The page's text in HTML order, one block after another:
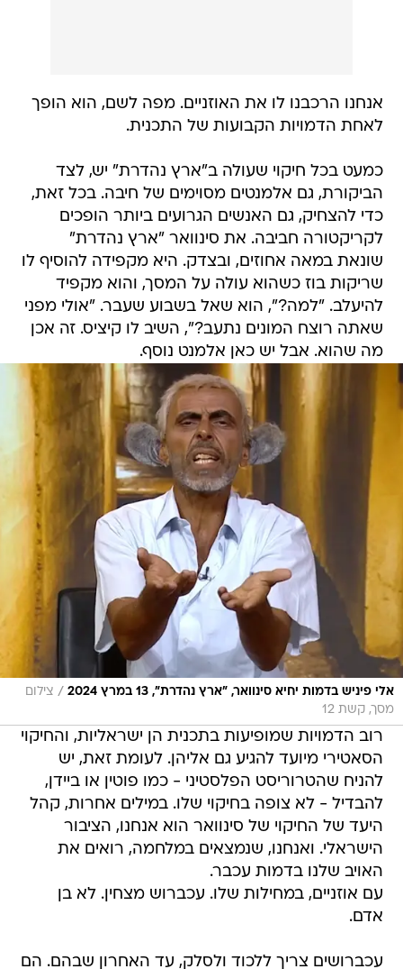
אנחנו הרכבנו לו את האוזניים. מפה לשם, הוא הופך
לאחת הדמויות הקבועות של התכנית.
כמעט בכל חיקוי שעולה ב"ארץ נהדרת" יש, לצד
הביקורת, גם אלמנטים מסוימים של חיבה. בכל זאת,
כדי להצחיק, גם האנשים הגרועים ביותר הופכים
לקריקטורה חביבה. את סינוואר "ארץ נהדרת"
שונאת במאה אחוזים, ובצדק. היא מקפידה להוסיף לו
שריקות בוז כשהוא עולה על המסך, והוא מקפיד
להיעלב. "למה?", הוא שאל בשבוע שעבר. "אולי מפני
שאתה רוצח המונים נתעב?", השיב לו קיציס. זה אכן
מה שהוא. אבל יש כאן אלמנט נוסף.
אלי פיניש בדמות יחיא סינוואר, "ארץ נהדרת", 13 במרץ 2024 / צילום
מסך, קשת 12
רוב הדמויות שמופיעות בתכנית הן ישראליות, והחיקוי
הסאטירי מיועד להגיע גם אליהן. לעומת זאת, יש
להניח שהטרוריסט הפלסטיני - כמו פוטין או ביידן,
להבדיל - לא צופה בחיקוי שלו. במילים אחרות, קהל
היעד של החיקוי של סינוואר הוא אנחנו, הציבור
הישראלי. ואנחנו, שנמצאים במלחמה, רואים את
האויב שלנו בדמות עכבר.
עם אוזניים, במחילות שלו. עכברוש מצחין. לא בן
אדם.
עכברושים צריך ללכוד ולסלק, עד האחרון שבהם. הם